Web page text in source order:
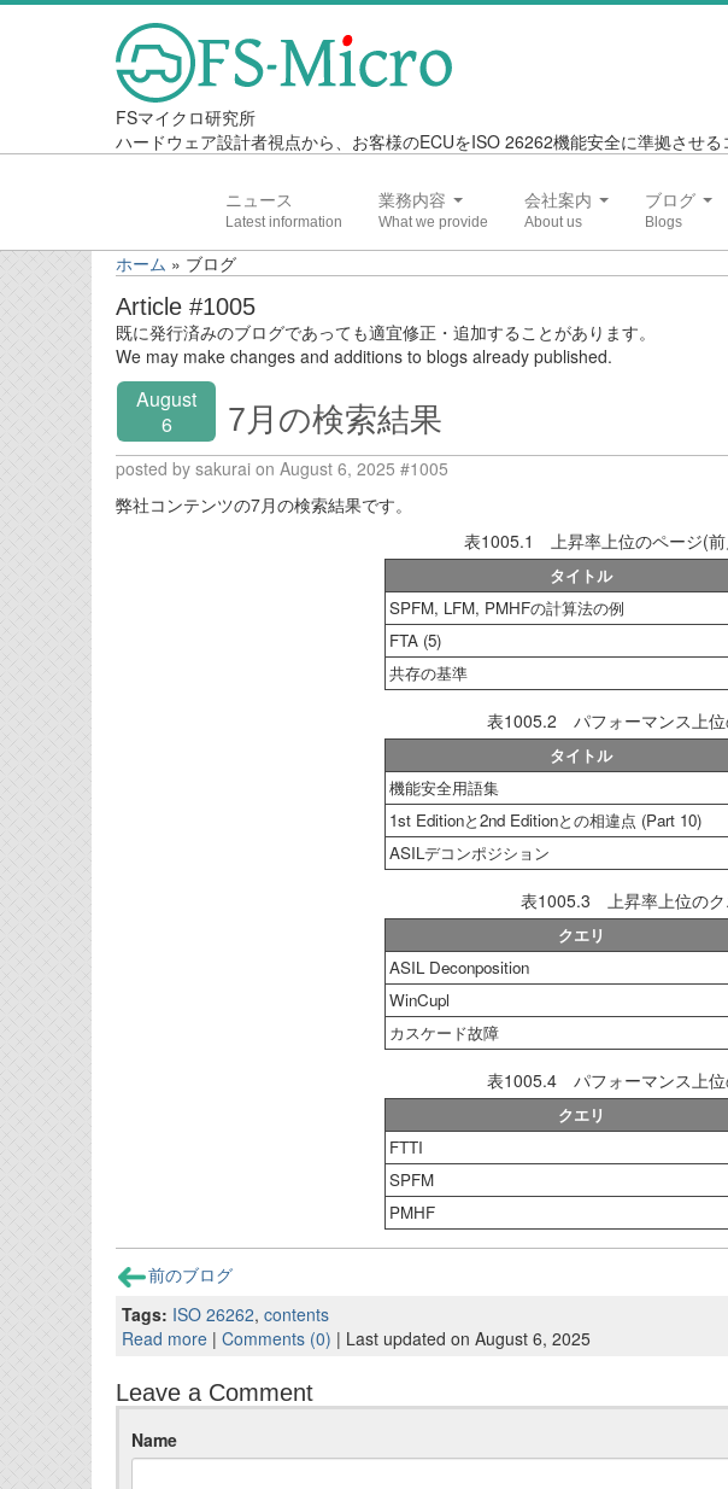
FSマイクロ研究所
ハードウェア設計者視点から、お客様のECUをISO 26262機能安全に準拠させ
ニュース 業務内容 会社案内 ブログ
ホーム » ブログ
Article #1005
既に発行済みのブログであっても適宜修正・追加することがあります。
We may make changes and additions to blogs already published.
August
6
7月の検索結果
posted by sakurai on August 6, 2025 #1005
弊社コンテンツの7月の検索結果です。
表1005.1 上昇率上位のページ(前
タイトル
SPFM, LFM, PMHFの計算法の例
FTA (5)
共存の基準
表1005.2 パフォーマンス上位
タイトル
機能安全用語集
1st Editionと2nd Editionとの相違点 (Part 10)
ASILデコンポジション
表1005.3 上昇率上位のク
クエリ
ASIL Deconposition
WinCupl
カスケード故障
表1005.4 パフォーマンス上位
クエリ
FTTI
SPFM
PMHF
前のブログ
Tags: ISO 26262, contents
Read more | Comments (0) | Last updated on August 6, 2025
Leave a Comment
Name